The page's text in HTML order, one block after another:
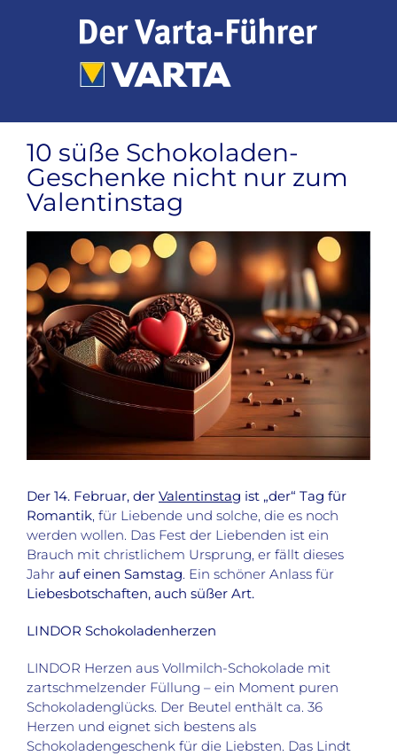
10 süße Schokoladen-
Geschenke nicht nur zum
Valentinstag
grösseres
Bild
Der 14. Februar, der Valentinstag ist „der“ Tag für
Romantik, für Liebende und solche, die es noch
werden wollen. Das Fest der Liebenden ist ein
Brauch mit christlichem Ursprung, er fällt dieses
Jahr auf einen Samstag. Ein schöner Anlass für
Liebesbotschaften, auch süßer Art.
LINDOR Schokoladenherzen
LINDOR Herzen aus Vollmilch-Schokolade mit
zartschmelzender Füllung – ein Moment puren
Schokoladenglücks. Der Beutel enthält ca. 36
Herzen und eignet sich bestens als
Schokoladengeschenk für die Liebsten. Das Lindt